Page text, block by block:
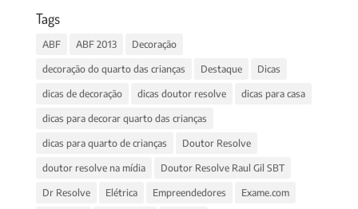
Tags
ABF ABF 2013 Decoração
decoração do quarto das crianças Destaque Dicas
dicas de decoração dicas doutor resolve dicas para casa
dicas para decorar quarto das crianças
dicas para quarto de crianças Doutor Resolve
doutor resolve na mídia Doutor Resolve Raul Gil SBT
Dr Resolve Elétrica Empreendedores Exame.com